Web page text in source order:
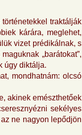
traktálják
kárára, meglehet,
vizet prédikálnak, s
„barátokat”,
úgy diktálja.
mondhatnám: olcsó
akinek emészthetőek
sekélyes
ne nagyon lepődjön